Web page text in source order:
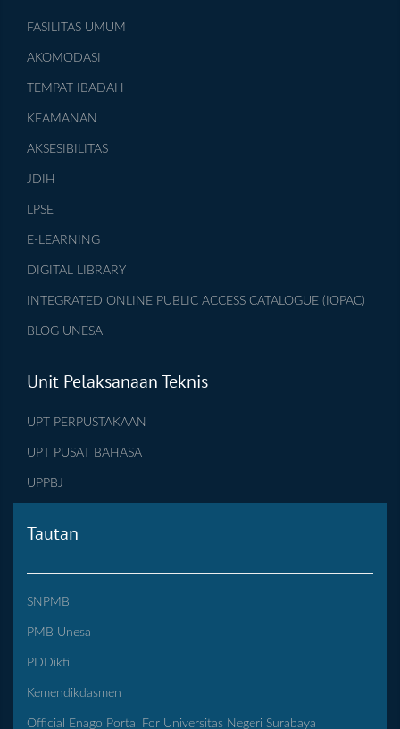
FASILITAS UMUM
AKOMODASI
TEMPAT IBADAH
KEAMANAN
AKSESIBILITAS
JDIH
LPSE
E-LEARNING
DIGITAL LIBRARY
INTEGRATED ONLINE PUBLIC ACCESS CATALOGUE (IOPAC)
BLOG UNESA
Unit Pelaksanaan Teknis
UPT PERPUSTAKAAN
UPT PUSAT BAHASA
UPPBJ
Tautan
SNPMB
PMB Unesa
PDDikti
Kemendikdasmen
Official Enago Portal For Universitas Negeri Surabaya